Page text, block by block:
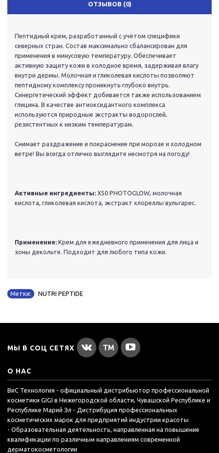
ОТЗЫВОВ (0)
Пептидный крем, разработанный с учётом специфики
северных стран. Состав максимально сбалансирован для
применения в минусовую температуру. Обеспечивает
активную защиту кожи в холодное время, задерживая влагу
внутри дермы. Молочная и гликолевая кислоты позволяют
пептидному комплексу проникнуть глубоко внутрь.
Синергетический эффект добивается также использованием
глицина. В качестве антиоксидантного комплекса
используются природные экстракты водорослей,
резистентных к низким температурам.
Снимает раздражение и покраснение при морозе и холодном
ветре! Вы всегда отлично выглядите несмотря на погоду!
Активные ингредиенты: X50 PHOTOGLOW, молочная
кислота, гликолевая кислота, экстракт хлореллы вульгарис.
Применение: Крем для ежедневного применения для лица и
зоны декольте. Подходит для любого типа кожи.
Метки: NUTRI PEPTIDE
МЫ В СОЦ СЕТЯХ
О НАС
ВиС Технология - официальный дистрибьютор профессиональной
косметики GIGI в Нижегородской области, Чувашской Республике и
Республике Марий Эл - Дистрибуция профессиональных
косметических марок для предприятий индустрии красоты
- Образовательная деятельность, направленная на повышение
квалификации по различным направлениям современной
дерматокосметологии